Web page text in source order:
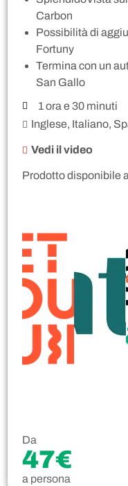
Carbon
Possibilità di
Fortuny
Termina con un
San Gallo
1 ora e 30 minuti
Inglese, Italiano,
Vedi il video
Prodotto disponibile
Da
47€
a persona